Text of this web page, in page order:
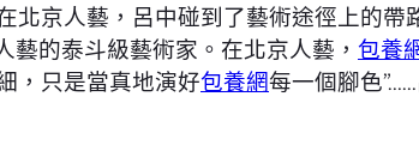
北京人藝，呂中碰到了藝術途徑上的帶
的泰斗級藝術家。在北京人藝， 包養
，只是當真地演好包養網每一個腳色